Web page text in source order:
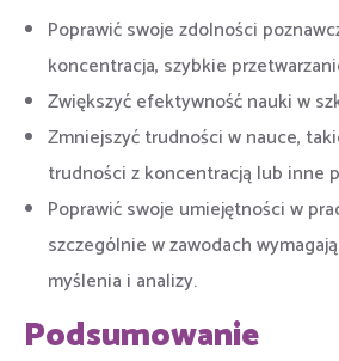
Poprawić swoje zdolności
koncentracja, szybkie
Zwiększyć efektywność nauki w
Zmniejszyć trudności w nauce,
trudności z koncentracją lub inne
Poprawić swoje umiejętności w
szczególnie w zawodach
myślenia i analizy.
Podsumowanie